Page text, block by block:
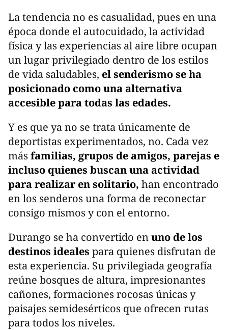
La tendencia no es casualidad, pues en una
época donde el autocuidado, la actividad
física y las experiencias al aire libre ocupan
un lugar privilegiado dentro de los estilos
de vida saludables, el senderismo se ha
posicionado como una alternativa
accesible para todas las edades.
Y es que ya no se trata únicamente de
deportistas experimentados, no. Cada vez
más familias, grupos de amigos, parejas e
incluso quienes buscan una actividad
para realizar en solitario, han encontrado
en los senderos una forma de reconectar
consigo mismos y con el entorno.
Durango se ha convertido enuno de los
destinos ideales para quienes disfrutan de
esta experiencia. Su privilegiada geografía
reúne bosques de altura, impresionantes
cañones, formaciones rocosas únicas y
paisajes semidesérticos que ofrecen rutas
para todos los niveles.